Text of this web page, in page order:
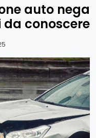
auto nega
conoscere